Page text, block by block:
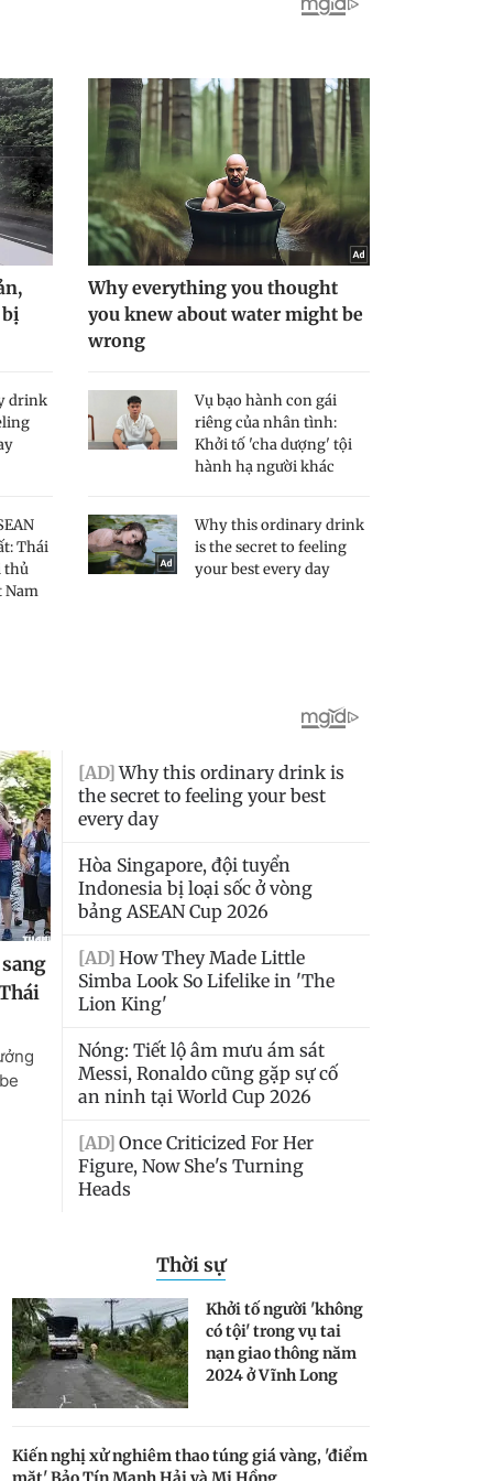
Thời sự
Khởi tố người 'không
có tội' trong vụ tai
nạn giao thông năm
2024 ở Vĩnh Long
Kiến nghị xử nghiêm thao túng giá vàng, 'điểm